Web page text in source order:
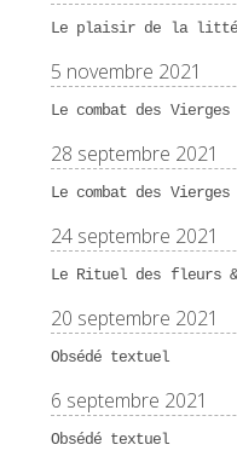
Le plaisir de la
5 novembre 2021
Le combat des Vierges
28 septembre 2021
Le combat des Vierges
24 septembre 2021
Le Rituel des fleurs
20 septembre 2021
Obsédé textuel
6 septembre 2021
Obsédé textuel